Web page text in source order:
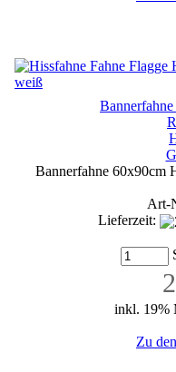
Bannerfahne 60x90cm
Art-
Lieferzeit:
inkl. 19%
Zu